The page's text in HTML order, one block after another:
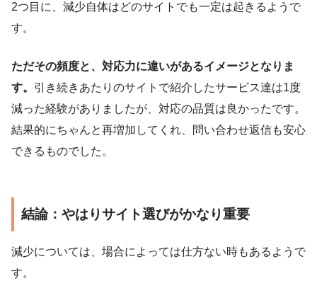
2つ目に、減少自体はどのサイトでも一定は起きるようで
す。
ただその頻度と、対応力に違いがあるイメージとなりま
す。 引き続きあたりのサイトで紹介したサービス達は1度
減った経験がありましたが、対応の品質は良かったです。
結果的にちゃんと再増加してくれ、問い合わせ返信も安心
できるものでした。
結論：やはりサイト選びがかなり重要
減少については、場合によっては仕方ない時もあるようで
す。